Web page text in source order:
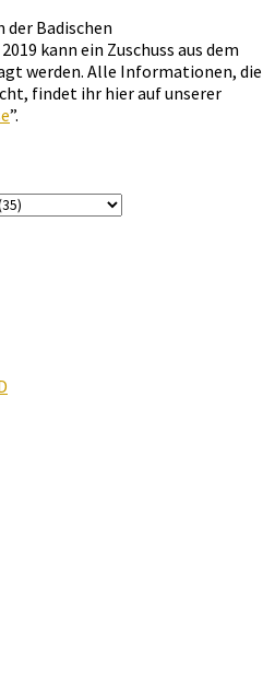
der Badischen
kann ein Zuschuss aus dem
werden. Alle Informationen, die
findet ihr hier auf unserer
”.